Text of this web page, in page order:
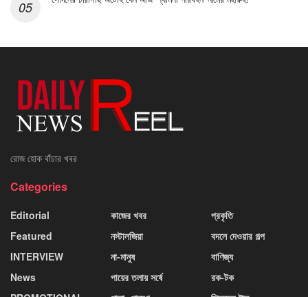
রোজ হোক বাঁচার খবর
Categories
Editorial
Featured
INTERVIEW
News
কাজের খবর
নস্টালজিয়া
না-মানুষ
পায়ের তলায় সর্ষে
প্রকৃতি
বদলে দেওয়ার গল্প
বাণিজ্য
রক-টক